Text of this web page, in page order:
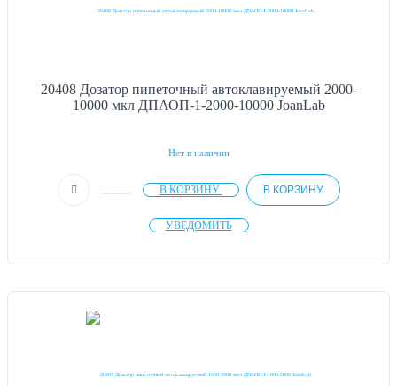
20408 Дозатор пипеточный автоклавируемый 2000-
10000 мкл ДПАОП-1-2000-10000 JoanLab
Нет в наличии
В КОРЗИНУ В КОРЗИНУ
УВЕДОМИТЬ